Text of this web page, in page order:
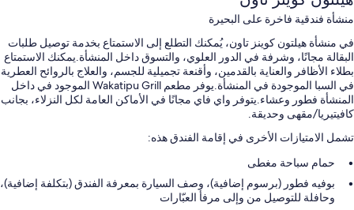
منشأة فندقية فاخرة على البحيرة
في منشأة هيلتون كوينز تاون، يُمكنك التطلع إلى الاستمتاع بخدمة توصيل طلبات
البقالة مجانًا، وشرفة في الدور العلوي، والتسوق داخل المنشأة.يمكنك الاستمتاع
بطلاء الأظافر والعناية بالقدمين، وأقنعة تجميلية للجسم، والعلاج بالروائح العطرية
في السبا الموجودة في المنشأة.يوفر مطعم Wakatipu Grill الموجود في داخل
المنشأة فطور وعشاء.يتوفر واي فاي مجانًا في الأماكن العامة لكل النزلاء، بجانب
كافيتيريا/مقهى وحديقة.
تشمل الامتيازات الأخرى في إقامة الفندق هذه:
حمام سباحة مغطى
بوفيه فطور (برسوم إضافية)، وصف السيارة بمعرفة الفندق (بتكلفة إضافية)،
وحافلة للتوصيل من وإلى مرفأ العبّارات